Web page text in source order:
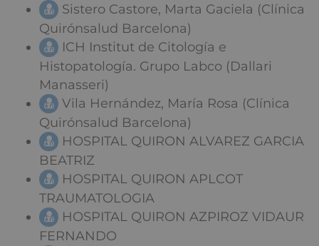
Sistero Castore, Marta Gaciela (Clínica
Quirónsalud Barcelona)
ICH Institut de Citología e
Histopatología. Grupo Labco (Dallari
Manasseri)
Vila Hernández, María Rosa (Clínica
Quirónsalud Barcelona)
HOSPITAL QUIRON ALVAREZ GARCIA
BEATRIZ
HOSPITAL QUIRON APLCOT
TRAUMATOLOGIA
HOSPITAL QUIRON AZPIROZ VIDAUR
FERNANDO